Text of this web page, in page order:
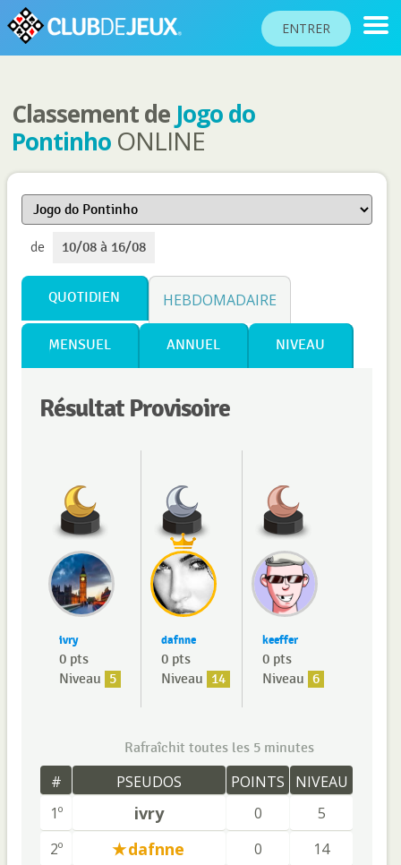
ENTRER
CLASSEMENTS
TOURNOIS
COMMUNAUTÉ
AIDE
PASSEPORT
JOUER
Classement de Jogo do
Pontinho ONLINE
de 10/08 à 16/08
QUOTIDIEN HEBDOMADAIRE
MENSUEL ANNUEL NIVEAU
Résultat Provisoire
ivry
0 pts
Niveau 5
dafnne
0 pts
Niveau 14
keeffer
0 pts
Niveau 6
Rafraîchit toutes les 5 minutes
# PSEUDOS POINTS
NIVEAU
1º
ivry 0
5
2º
dafnne 0
14